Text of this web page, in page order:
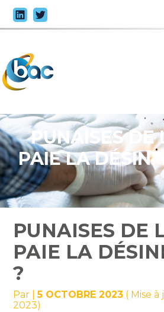
Aller
au
PUNAISES DE
PAIE LA
PUNAISES DE
PAIE LA
?
Par |5 OCTOBRE 2023 ( Mise
2023)